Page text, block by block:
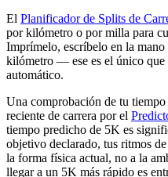
El Planificador de Splits de
por kilómetro o por milla para
Imprímelo, escríbelo en la
kilómetro — ese es el único que
automático.
Una comprobación de tu
reciente de carrera por el
tiempo predicho de 5K es
objetivo declarado, tus ritmos
la forma física actual, no a la
llegar a un 5K más rápido es